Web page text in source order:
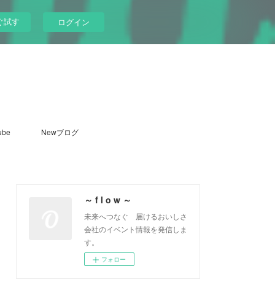
試す ログイン
Newブログ
～ f l o w ～
未来へつなぐ 届けるおいしさ
会社のイベント情報を発信しま
す。
フォロー